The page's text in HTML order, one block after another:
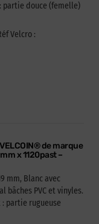
partie douce (femelle)
Velcro :
de marque
x 1120past –
mm, Blanc avec
bâches PVC et vinyles.
partie rugueuse